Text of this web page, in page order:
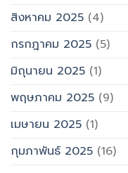
สิงหาคม 2025 (4)
กรกฎาคม 2025 (5)
มิถุนายน 2025 (1)
พฤษภาคม 2025 (9)
เมษายน 2025 (1)
กุมภาพันธ์ 2025 (16)